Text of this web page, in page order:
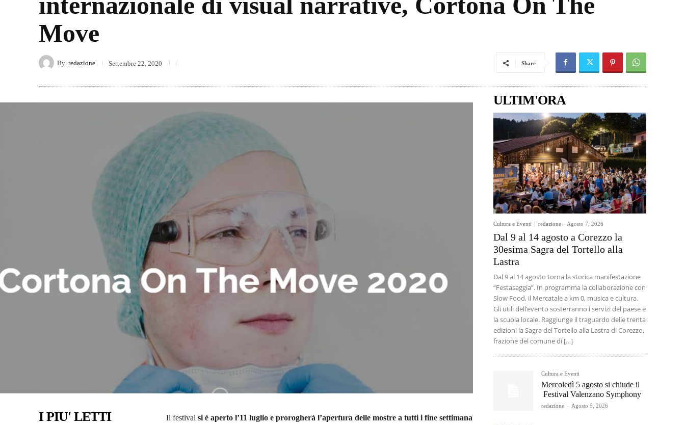
Move
By redazione Settembre 22, 2020 Share
I PIU' LETTI Il festival si è aperto l’11 luglio e prorogherà l’apertura delle mostre a tutti i fine settimana
ULTIM'ORA
Cultura e Eventi redazione - Agosto 7, 2026
Dal 9 al 14 agosto a Corezzo la
30esima Sagra del Tortello alla
Lastra
Dal 9 al 14 agosto torna la storica manifestazione
“Festasaggia”. In programma la collaborazione con
Slow Food, il Mercatale a km 0, musica e cultura.
Gli utili dell’evento sosterranno i servizi del paese e
la scuola locale. Raggiunge il traguardo delle trenta
edizioni la Sagra del Tortello alla Lastra di Corezzo,
frazione del comune di […]
Cultura e Eventi
Mercoledì 5 agosto si chiude il
Festival Valenzano Symphony
redazione - Agosto 5, 2026